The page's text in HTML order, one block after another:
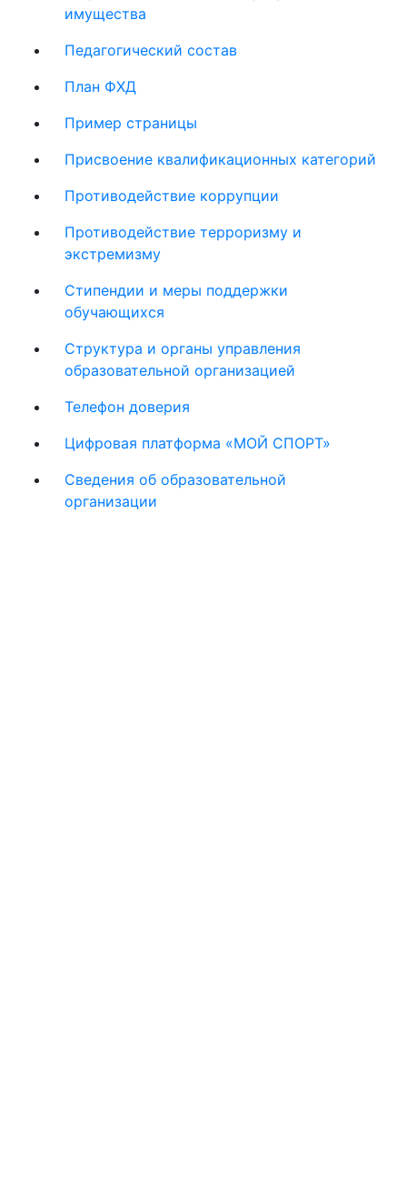
имущества
Педагогический состав
План ФХД
Пример страницы
Присвоение квалификационных категорий
Противодействие коррупции
Противодействие терроризму и
экстремизму
Стипендии и меры поддержки
обучающихся
Структура и органы управления
образовательной организацией
Телефон доверия
Цифровая платформа «МОЙ СПОРТ»
Сведения об образовательной
организации